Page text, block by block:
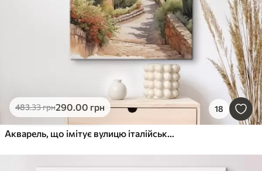
483.33грн290.00 грн 18
Акварель, що імітує вулицю італійського передмістя